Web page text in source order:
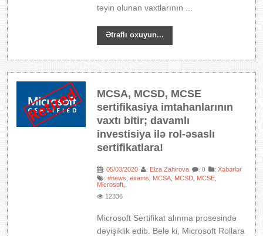
təyin olunan vaxtlarının ...
Ətraflı oxuyun...
MCSA, MCSD, MCSE
sertifikasiya imtahanlarının
vaxtı bitir; davamlı
investisiya ilə rol-əsaslı
sertifikatlara!
:05/03/2020 : Elza Zahirova : 0 :Xəbərlər
:#news ,exams MCSA MCSD MCSE
Microsoft
12336
Microsoft Sertifikat alınma prosesində
dəyişiklik edib. Belə ki, Microsoft Rollara